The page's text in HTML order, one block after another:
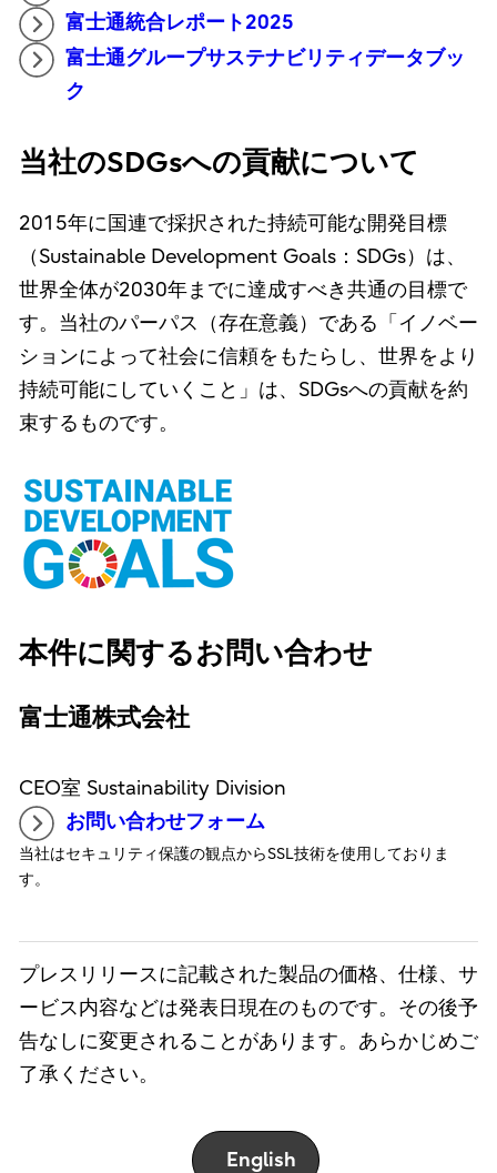
富士通統合レポート2025
富士通グループサステナビリティデータブッ
ク
当社のSDGsへの貢献について
2015年に国連で採択された持続可能な開発目標
（Sustainable Development Goals：SDGs）は、
世界全体が2030年までに達成すべき共通の目標で
す。当社のパーパス（存在意義）である「イノベー
ションによって社会に信頼をもたらし、世界をより
持続可能にしていくこと」は、SDGsへの貢献を約
束するものです。
本件に関するお問い合わせ
富士通株式会社
CEO室 Sustainability Division
お問い合わせフォーム
当社はセキュリティ保護の観点からSSL技術を使用しておりま
す。
プレスリリースに記載された製品の価格、仕様、サ
ービス内容などは発表日現在のものです。その後予
告なしに変更されることがあります。あらかじめご
了承ください。
English